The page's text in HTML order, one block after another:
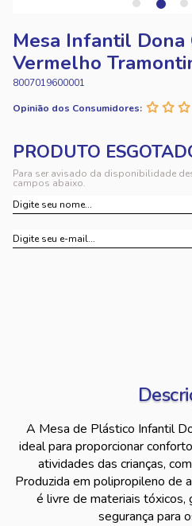
Mesa Infantil Dona
Vermelho
8007019600001
Opinião dos Consumidores:
Para ser avisado da disponibilidade
campos abaixo.
A Mesa de Plástico Infantil
ideal para proporcionar
atividades das crianças,
Produzida em polipropileno de
é livre de materiais tóxicos,
segurança para